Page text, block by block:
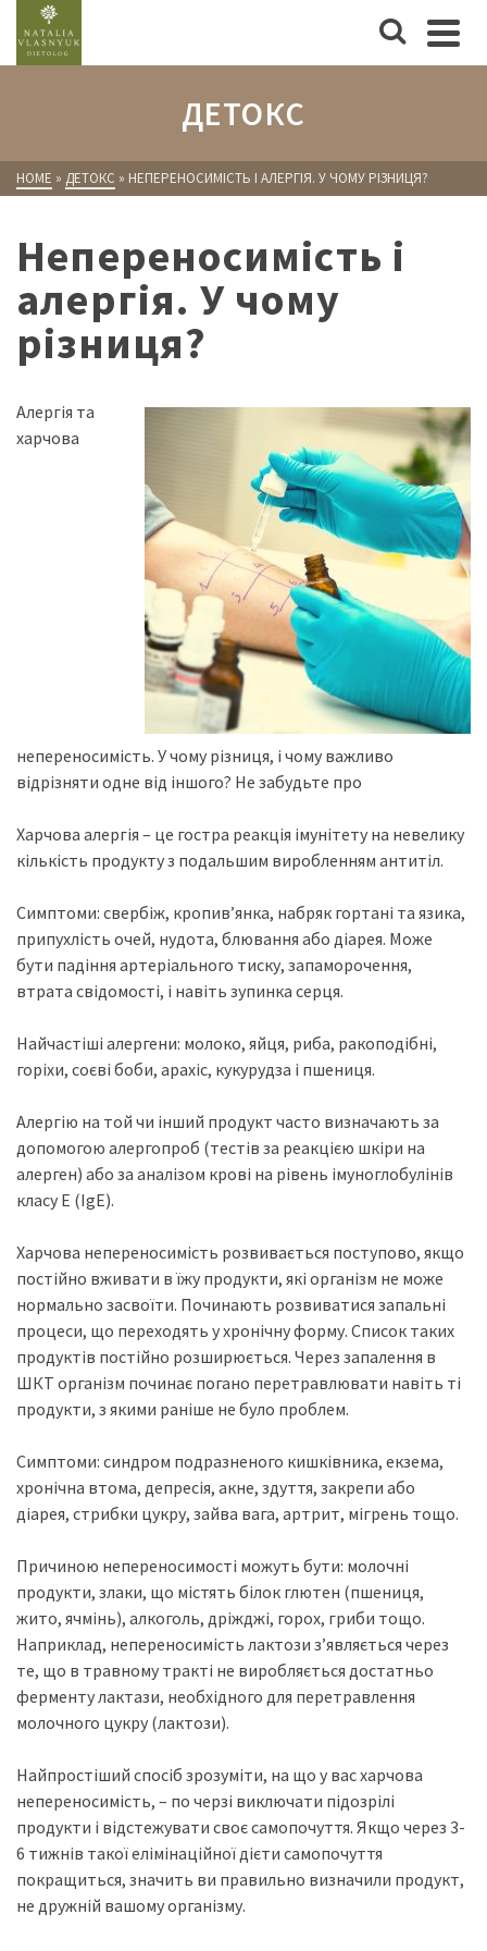
ДЕТОКС
HOME » ДЕТОКС » НЕПЕРЕНОСИМІСТЬ І АЛЕРГІЯ. У ЧОМУ РІЗНИЦЯ?
Непереносимість і
алергія. У чому
різниця?
Алергія та
харчова
непереносимість. У чому різниця, і чому важливо
відрізняти одне від іншого? Не забудьте про
Харчова алергія – це гостра реакція імунітету на невелику
кількість продукту з подальшим виробленням антитіл.
Симптоми: свербіж, кропив’янка, набряк гортані та язика,
припухлість очей, нудота, блювання або діарея. Може
бути падіння артеріального тиску, запаморочення,
втрата свідомості, і навіть зупинка серця.
Найчастіші алергени: молоко, яйця, риба, ракоподібні,
горіхи, соєві боби, арахіс, кукурудза і пшениця.
Алергію на той чи інший продукт часто визначають за
допомогою алергопроб (тестів за реакцією шкіри на
алерген) або за аналізом крові на рівень імуноглобулінів
класу E (IgE).
Харчова непереносимість розвивається поступово, якщо
постійно вживати в їжу продукти, які організм не може
нормально засвоїти. Починають розвиватися запальні
процеси, що переходять у хронічну форму. Список таких
продуктів постійно розширюється. Через запалення в
ШКТ організм починає погано перетравлювати навіть ті
продукти, з якими раніше не було проблем.
Симптоми: синдром подразненого кишківника, екзема,
хронічна втома, депресія, акне, здуття, закрепи або
діарея, стрибки цукру, зайва вага, артрит, мігрень тощо.
Причиною непереносимості можуть бути: молочні
продукти, злаки, що містять білок глютен (пшениця,
жито, ячмінь), алкоголь, дріжджі, горох, гриби тощо.
Наприклад, непереносимість лактози з’являється через
те, що в травному тракті не виробляється достатньо
ферменту лактази, необхідного для перетравлення
молочного цукру (лактози).
Найпростіший спосіб зрозуміти, на що у вас харчова
непереносимість, – по черзі виключати підозрілі
продукти і відстежувати своє самопочуття. Якщо через 3-
6 тижнів такої елімінаційної дієти самопочуття
покращиться, значить ви правильно визначили продукт,
не дружній вашому організму.